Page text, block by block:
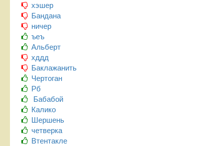
хэшер
Бандана
ничер
ъеъ
Альберт
хддд
Баклажанить
Чертоган
Рб
Бабабой
Калико
Шершень
четверка
Втентакле